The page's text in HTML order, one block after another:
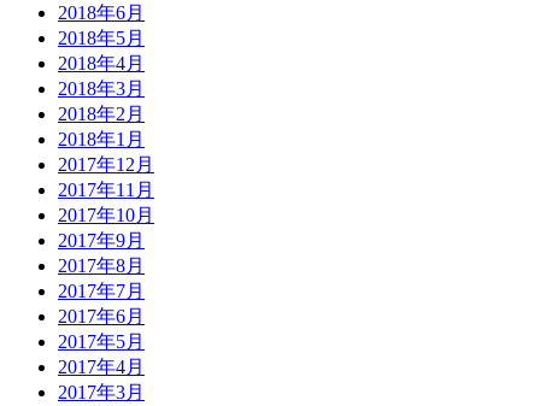
2018年6月
2018年5月
2018年4月
2018年3月
2018年2月
2018年1月
2017年12月
2017年11月
2017年10月
2017年9月
2017年8月
2017年7月
2017年6月
2017年5月
2017年4月
2017年3月